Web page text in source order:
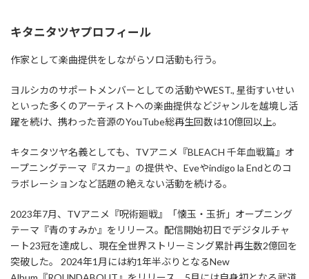
キタニタツヤプロフィール
作家として楽曲提供をしながらソロ活動も行う。
ヨルシカのサポートメンバーとしての活動やWEST., 星街すいせい
といった多くのアーティストへの楽曲提供などジャンルを越境し活
躍を続け、携わった音源のYouTube総再生回数は10億回以上。
キタニタツヤ名義としても、TVアニメ『BLEACH 千年血戦篇』オ
ープニングテーマ『スカー』の提供や、Eveやindigo la Endとのコ
ラボレーションなど話題の絶えない活動を続ける。
2023年7月、TVアニメ『呪術廻戦』「懐玉・玉折」オープニング
テーマ『青のすみか』をリリース。配信開始初日でデジタルチャ
ート23冠を達成し、現在全世界ストリーミング累計再生数2億回を
突破した。 2024年1月には約1年半ぶりとなるNew